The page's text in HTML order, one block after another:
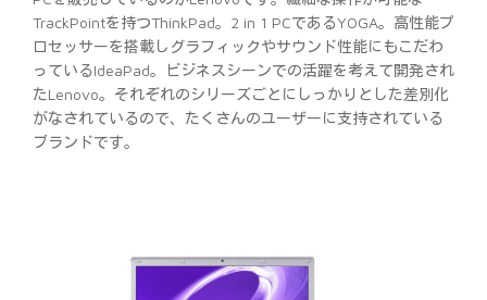
TrackPointを持つThinkPad。2 in 1 PCであるYOGA。高性能プ
ロセッサーを搭載しグラフィックやサウンド性能にもこだわ
っているIdeaPad。ビジネスシーンでの活躍を考えて開発され
たLenovo。それぞれのシリーズごとにしっかりとした差別化
がなされているので、たくさんのユーザーに支持されている
ブランドです。